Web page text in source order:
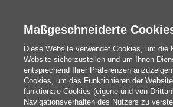
Redaktion
Das Sind Wir
Maßgeschneiderte
Diese Website verwendet Cookies, um die
Website sicherzustellen und um Ihnen
entsprechend Ihrer Präferenzen
Cookies, um das Funktionieren der
funktionale Cookies (eigene und von
Navigationsverhalten des Nutzers zu